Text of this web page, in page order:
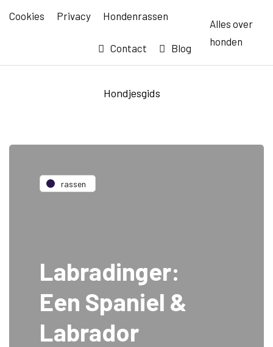
Cookies Privacy Hondenrassen
Blog
Contact
Alles over
honden
Hondjesgids
rassen
Labradinger:
Een Spaniel &
Labrador